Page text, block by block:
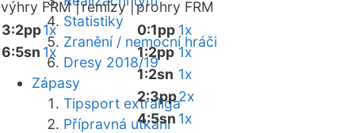
Statistiky
Zranění / nemocní hráči
Dresy 2018/19
Zápasy
Tipsport extraliga
Přípravná utkání
výhry FRM |remízy | prohry FRM
3:2pp1x
6:5sn 1x
0:1pp 1x
1:2pp 1x
1:2sn 1x
2:3pp2x
4:5sn 1x